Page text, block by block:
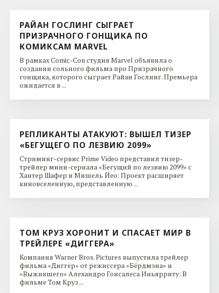
РАЙАН ГОСЛИНГ СЫГРАЕТ
ПРИЗРАЧНОГО ГОНЩИКА ПО
КОМИКСАМ MARVEL
В рамках Comic-Con студия Marvel объявила о
создании сольного фильма про Призрачного
гонщика, которого сыграет Райан Гослинг. Премьера
ожидается в ...
РЕПЛИКАНТЫ АТАКУЮТ: ВЫШЕЛ ТИЗЕР
«БЕГУЩЕГО ПО ЛЕЗВИЮ 2099»
Стриминг-сервис Prime Video представил тизер-
трейлер мини-сериала «Бегущий по лезвию 2099» с
Хантер Шафер и Мишель Йео: Проект расширяет
киновселенную, представленную ...
ТОМ КРУЗ ХОРОНИТ И СПАСАЕТ МИР В
ТРЕЙЛЕРЕ «ДИГГЕРА»
Компания Warner Bros. Pictures выпустила трейлер
фильма «Диггер» от режиссера «Бёрдмэна» и
«Выжившего» Алехандро Гонсалеса Иньярриту: В
фильме Том Круз ...